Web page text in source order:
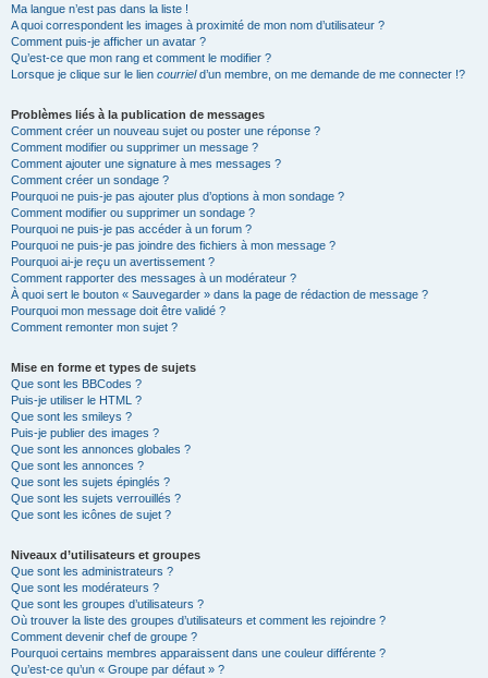
Ma langue n’est pas dans la liste !
A quoi correspondent les images à proximité de mon nom d’utilisateur ?
Comment puis-je afficher un avatar ?
Qu’est-ce que mon rang et comment le modifier ?
Lorsque je clique sur le lien courrield’un membre, on me demande de me connecter !?
Problèmes liés à la publication de messages
Comment créer un nouveau sujet ou poster une réponse ?
Comment modifier ou supprimer un message ?
Comment ajouter une signature à mes messages ?
Comment créer un sondage ?
Pourquoi ne puis-je pas ajouter plus d’options à mon sondage ?
Comment modifier ou supprimer un sondage ?
Pourquoi ne puis-je pas accéder à un forum ?
Pourquoi ne puis-je pas joindre des fichiers à mon message ?
Pourquoi ai-je reçu un avertissement ?
Comment rapporter des messages à un modérateur ?
À quoi sert le bouton « Sauvegarder » dans la page de rédaction de message ?
Pourquoi mon message doit être validé ?
Comment remonter mon sujet ?
Mise en forme et types de sujets
Que sont les BBCodes ?
Puis-je utiliser le HTML ?
Que sont les smileys ?
Puis-je publier des images ?
Que sont les annonces globales ?
Que sont les annonces ?
Que sont les sujets épinglés ?
Que sont les sujets verrouillés ?
Que sont les icônes de sujet ?
Niveaux d’utilisateurs et groupes
Que sont les administrateurs ?
Que sont les modérateurs ?
Que sont les groupes d’utilisateurs ?
Où trouver la liste des groupes d’utilisateurs et comment les rejoindre ?
Comment devenir chef de groupe ?
Pourquoi certains membres apparaissent dans une couleur différente ?
Qu’est-ce qu’un « Groupe par défaut » ?